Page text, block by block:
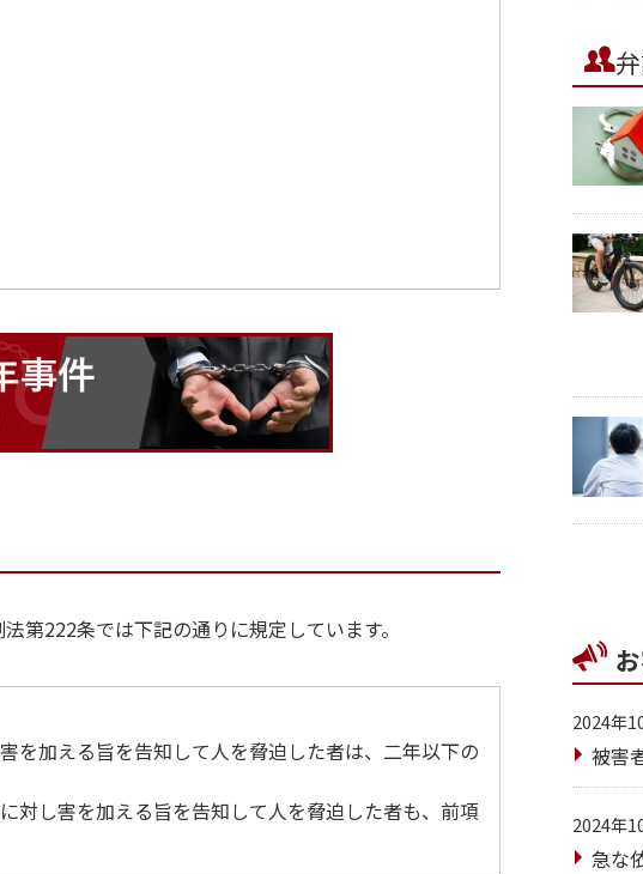
第222条では下記の通りに規定しています。
加える旨を告知して人を脅迫した者は、二年以下の
し害を加える旨を告知して人を脅迫した者も、前項
2024年
被害
2024年
急な